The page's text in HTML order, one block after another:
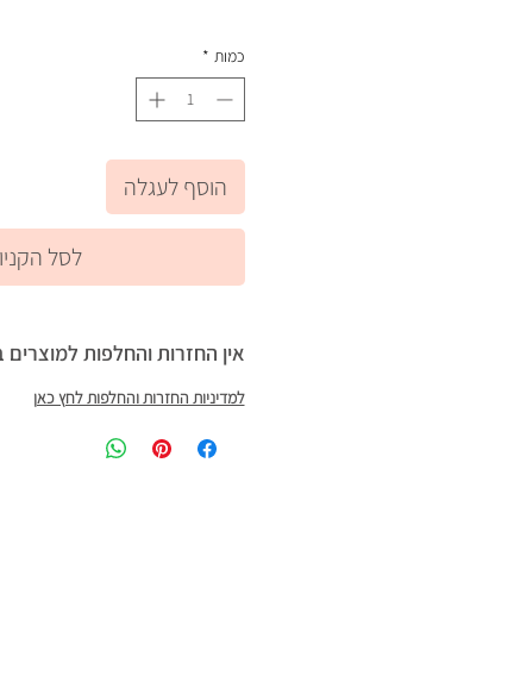
כמות *
הוסף לעגלה
לסל
אין החזרות והחלפות
למדיניות החזרות והחלפות לחץ כאן